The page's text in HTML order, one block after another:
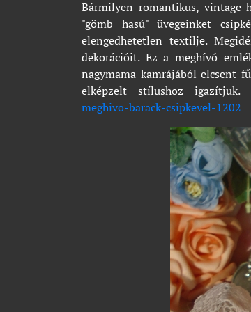
Bármilyen romantikus, vintage
"gömb hasú" üvegeinket
elengedhetetlen textilje.
dekorációit. Ez a meghívó
nagymama kamrájából elcsent
elképzelt stílushoz
meghivo-barack-csipkevel-1202